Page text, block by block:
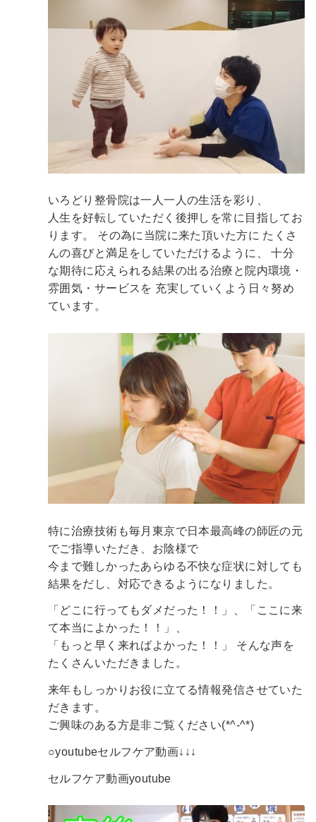
いろどり整骨院は一人一人の生活を彩り、
人生を好転していただく後押しを常に目指してお
ります。
その為に当院に来た頂いた方に たくさ
んの喜びと満足をしていただけるように、
十分
な期待に応えられる結果の出る治療と院内環境・
雰囲気・サービスを 充実していくよう日々努め
ています。
特に治療技術も毎月東京で日本最高峰の師匠の元
でご指導いただき、お陰様で
今まで難しかったあらゆる不快な症状に対しても
結果をだし、対応できるようになりました。
「どこに行ってもダメだった！！」、「ここに来
て本当によかった！！」、
「もっと早く来ればよかった！！」
そんな声を
たくさんいただきました。
来年もしっかりお役に立てる情報発信させていた
だきます。
ご興味のある方是非ご覧ください(*^-^*)
○youtubeセルフケア動画↓↓↓
セルフケア動画youtube